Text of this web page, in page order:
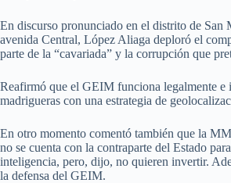
En discurso pronunciado en el distrito de San
avenida Central, López Aliaga deploró el
parte de la “cavariada” y la corrupción que
Reafirmó que el GEIM funciona legalmente e
madrigueras con una estrategia de
En otro momento comentó también que la
no se cuenta con la contraparte del Estado
inteligencia, pero, dijo, no quieren invertir.
la defensa del GEIM.